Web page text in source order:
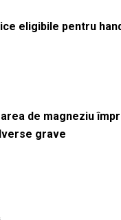
eligibile pentru
de magneziu
grave